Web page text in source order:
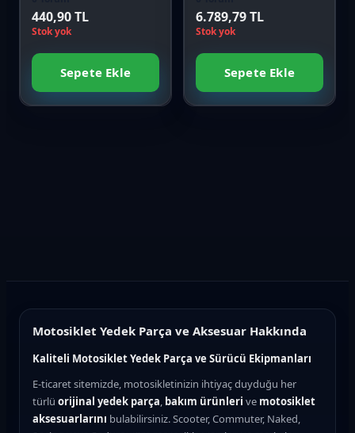
Orijinal
440,90 TL
Stok yok
Sepete Ekle
MAX)
6.789,79 TL
Stok yok
Sepete Ekle
Motosiklet Yedek Parça ve Aksesuar Hakkında
Kaliteli Motosiklet Yedek Parça ve Sürücü Ekipmanları
E-ticaret sitemizde, motosikletinizin ihtiyaç duyduğu her
türlü orijinal yedek parça, bakım ürünleri ve motosiklet
aksesuarlarını bulabilirsiniz. Scooter, Commuter, Naked,